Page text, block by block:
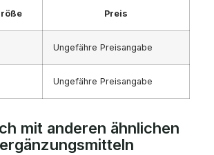
Preis
Ungefähre Preisangabe
Ungefähre Preisangabe
mit anderen ähnlichen